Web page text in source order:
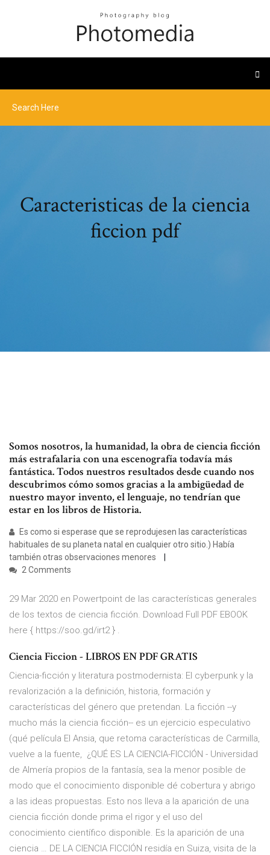
Caracteristicas de la ciencia
ficcion pdf
Somos nosotros, la humanidad, la obra de ciencia ficción
más estrafalaria con una escenografía todavía más
fantástica. Todos nuestros resultados desde cuando nos
descubrimos cómo somos gracias a la ambigüedad de
nuestro mayor invento, el lenguaje, no tendrían que
estar en los libros de Historia.
Es como si esperase que se reprodujesen las características
habituales de su planeta natal en cualquier otro sitio.) Había
también otras observaciones menores
2 Comments
29 Mar 2020 en Powertpoint de las características generales
de los textos de ciencia ficción. Download Full PDF EBOOK
here { https://soo.gd/irt2 } .
Ciencia Ficcion - LIBROS EN PDF GRATIS
Ciencia-ficción y literatura postmodernista: El cyberpunk y la
revalorización a la definición, historia, formación y
características del género que pretendan. La ficción --y
mucho más la ciencia ficción-- es un ejercicio especulativo
(qué película El Ansia, que retoma características de Carmilla,
vuelve a la fuente, ¿QUÉ ES LA CIENCIA-FICCIÓN - Universidad
de Almería propios de la fantasía, sea la menor posible de
modo que el conocimiento disponible dé cobertura y abrigo
a las ideas propuestas. Esto nos lleva a la aparición de una
ciencia ficción donde prima el rigor y el uso del
conocimiento científico disponible. Es la aparición de una
ciencia … DE LA CIENCIA FICCIÓN residía en Suiza, visita de la